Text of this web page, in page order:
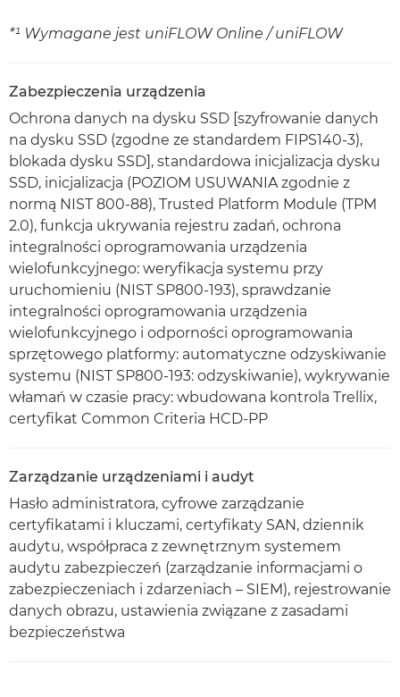
*¹ Wymagane jest uniFLOW Online / uniFLOW
Zabezpieczenia urządzenia
Ochrona danych na dysku SSD [szyfrowanie danych
na dysku SSD (zgodne ze standardem FIPS140-3),
blokada dysku SSD], standardowa inicjalizacja dysku
SSD, inicjalizacja (POZIOM USUWANIA zgodnie z
normą NIST 800-88), Trusted Platform Module (TPM
2.0), funkcja ukrywania rejestru zadań, ochrona
integralności oprogramowania urządzenia
wielofunkcyjnego: weryfikacja systemu przy
uruchomieniu (NIST SP800-193), sprawdzanie
integralności oprogramowania urządzenia
wielofunkcyjnego i odporności oprogramowania
sprzętowego platformy: automatyczne odzyskiwanie
systemu (NIST SP800-193: odzyskiwanie), wykrywanie
włamań w czasie pracy: wbudowana kontrola Trellix,
certyfikat Common Criteria HCD-PP
Zarządzanie urządzeniami i audyt
Hasło administratora, cyfrowe zarządzanie
certyfikatami i kluczami, certyfikaty SAN, dziennik
audytu, współpraca z zewnętrznym systemem
audytu zabezpieczeń (zarządzanie informacjami o
zabezpieczeniach i zdarzeniach – SIEM), rejestrowanie
danych obrazu, ustawienia związane z zasadami
bezpieczeństwa